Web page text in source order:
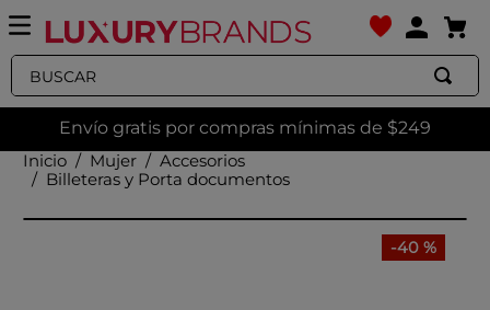
Buscar
Envío gratis por compras mínimas de $249
Mujer
Accesorios
Billeteras y Porta documentos
-40 %